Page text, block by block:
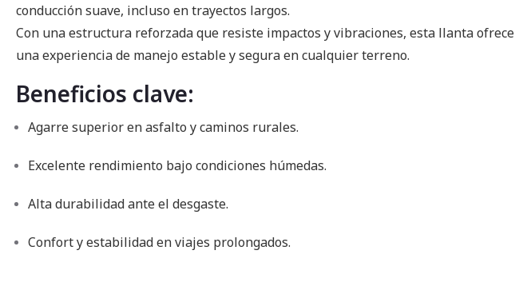
conducción suave, incluso en trayectos largos.
Con una estructura reforzada que resiste impactos y vibraciones, esta llanta ofrece
una experiencia de manejo estable y segura en cualquier terreno.
Beneficios clave:
Agarre superior en asfalto y caminos rurales.
Excelente rendimiento bajo condiciones húmedas.
Alta durabilidad ante el desgaste.
Confort y estabilidad en viajes prolongados.